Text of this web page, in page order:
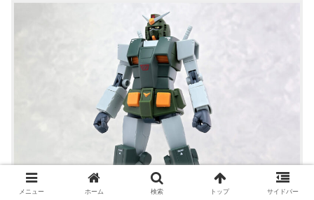
メニュー ホーム 検索 トップ サイドバー